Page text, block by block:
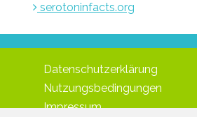
serotoninfacts.org
Datenschutzerklärung
Nutzungsbedingungen
Impressum